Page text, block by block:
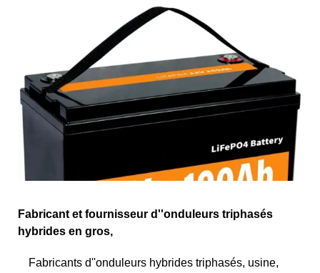
Fabricant et fournisseur d''onduleurs triphasés
hybrides en gros,
Fabricants d''onduleurs hybrides triphasés, usine,